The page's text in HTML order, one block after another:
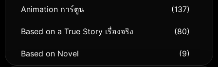
Animation การ์ตูน (137)
Based on a True Story เรื่องจริง (80)
Based on Novel (9)